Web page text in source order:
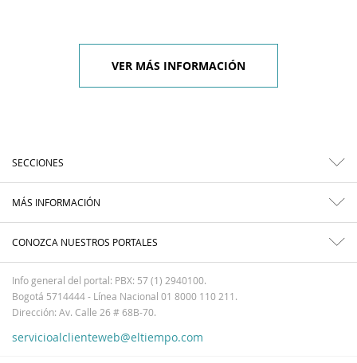
VER MÁS INFORMACIÓN
SECCIONES
MÁS INFORMACIÓN
CONOZCA NUESTROS PORTALES
Info general del portal: PBX: 57 (1) 2940100.
Bogotá 5714444 - Línea Nacional 01 8000 110 211.
Dirección: Av. Calle 26 # 68B-70.
servicioalclienteweb@eltiempo.com